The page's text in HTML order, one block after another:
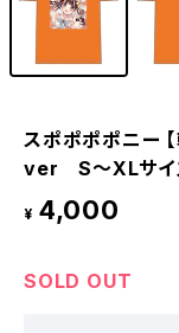
スポポポポニー
ver S〜XLサイ
¥ 4,000
SOLD OUT